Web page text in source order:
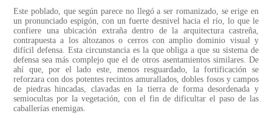
Este poblado, que según parece no llegó a ser romanizado, se erige en
un pronunciado espigón, con un fuerte desnivel hacia el río, lo que le
confiere una ubicación extraña dentro de la arquitectura castreña,
contrapuesta a los altozanos o cerros con amplio dominio visual y
difícil defensa. Esta circunstancia es la que obliga a que su sistema de
defensa sea más complejo que el de otros asentamientos similares. De
ahí que, por el lado este, menos resguardado, la fortificación se
reforzara con dos potentes recintos amurallados, dobles fosos y campos
de piedras hincadas, clavadas en la tierra de forma desordenada y
semiocultas por la vegetación, con el fin de dificultar el paso de las
caballerías enemigas.